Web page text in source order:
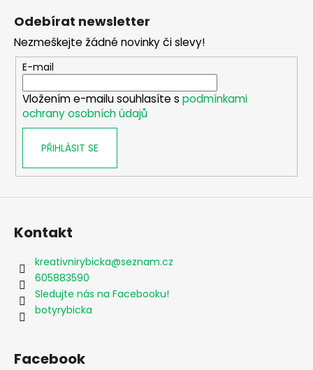
Odebírat newsletter
Nezmeškejte žádné novinky či slevy!
E-mail
Vložením e-mailu souhlasíte s podmínkami
ochrany osobních údajů
PŘIHLÁSIT SE
Kontakt
kreativnirybicka@seznam.cz
605883590
Sledujte nás na Facebooku!
botyrybicka
Facebook